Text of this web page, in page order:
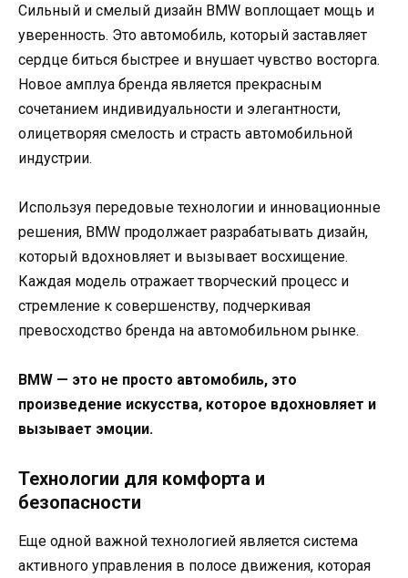
Сильный и смелый дизайн BMW воплощает мощь и
уверенность. Это автомобиль, который заставляет
сердце биться быстрее и внушает чувство восторга.
Новое амплуа бренда является прекрасным
сочетанием индивидуальности и элегантности,
олицетворяя смелость и страсть автомобильной
индустрии.
Используя передовые технологии и инновационные
решения, BMW продолжает разрабатывать дизайн,
который вдохновляет и вызывает восхищение.
Каждая модель отражает творческий процесс и
стремление к совершенству, подчеркивая
превосходство бренда на автомобильном рынке.
BMW — это не просто автомобиль, это
произведение искусства, которое вдохновляет и
вызывает эмоции.
Технологии для комфорта и
безопасности
Еще одной важной технологией является система
активного управления в полосе движения, которая